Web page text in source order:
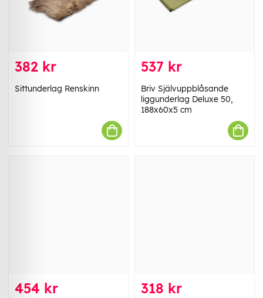
382 kr
Sittunderlag Renskinn
537 kr
Briv Självuppblåsande
liggunderlag Deluxe 50,
188x60x5 cm
454 kr 318 kr